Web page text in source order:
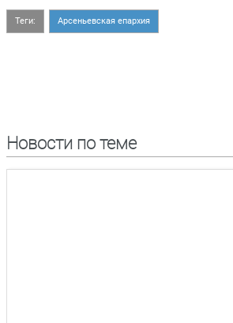
Теги: Арсеньевская епархия
Новости по теме